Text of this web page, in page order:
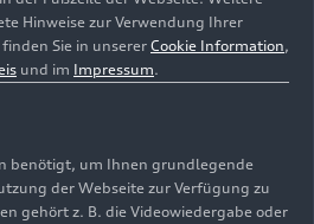
Hinweise zur Verwendung Ihrer
Sie in unserer Cookie Information,
und im Impressum.
benötigt, um Ihnen grundlegende
der Webseite zur Verfügung zu
gehört z. B. die Videowiedergabe oder